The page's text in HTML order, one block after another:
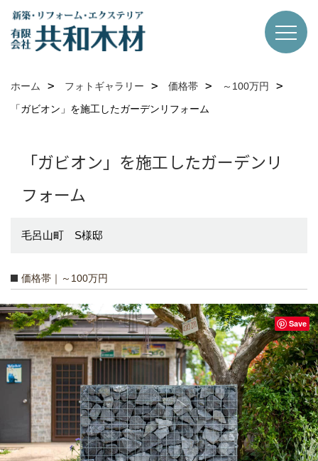
ホーム フォトギャラリー 価格帯
～100万円
「ガビオン」を施工したガーデンリフォーム
「ガビオン」を施工したガーデンリ
フォーム
毛呂山町 S様邸
価格帯｜～100万円
Save